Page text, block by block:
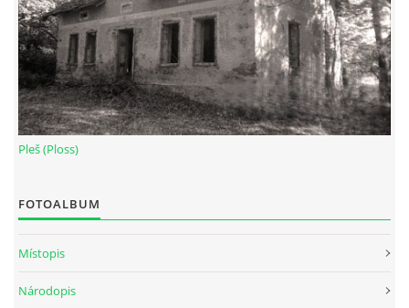
Pleš (Ploss)
FOTOALBUM
Místopis
Národopis